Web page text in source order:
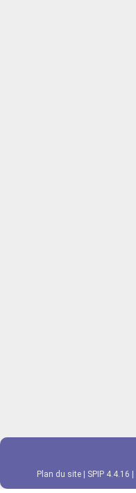
Plan du site SPIP 4.4.16